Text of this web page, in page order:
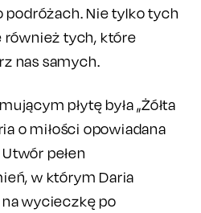
podróżach. Nie tylko tych
również tych, które
nas samych.
płytę była „Żółta
o miłości opowiadana
pełen
w którym Daria
na wycieczkę po